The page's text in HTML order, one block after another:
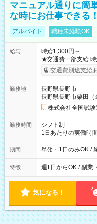
マニュアル通りに簡
な時にお仕事できる
アルバイト 職種未経験OK
給与
時給1,300円～
★交通費一部支給 時給1,300円～ ※試験・役割により手当あり
※勤務回数により昇
り！】 希望される
例】 ・河合塾模擬
×8時間＝日収
円の場合あり ・国
円（役割手当＋100円
間】試用期間なし
交通費別途支給
勤務地
長野県長野市
長野県長野市栗田（
株式会社全国試
勤務時間
シフト制
1日あたりの実働時
間は 試験により異
期間 単発・1日のみOK /
特徴 週1日からOK / 副業
気になる！